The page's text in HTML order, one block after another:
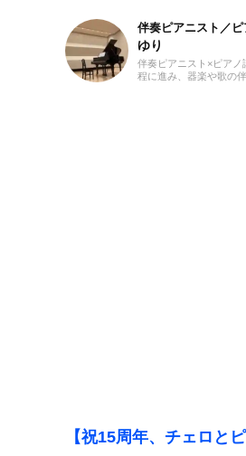
伴奏ピアニスト／
ゆり
伴奏ピアニスト×ピア
程に進み、器楽や歌の
【祝15周年、チェロと